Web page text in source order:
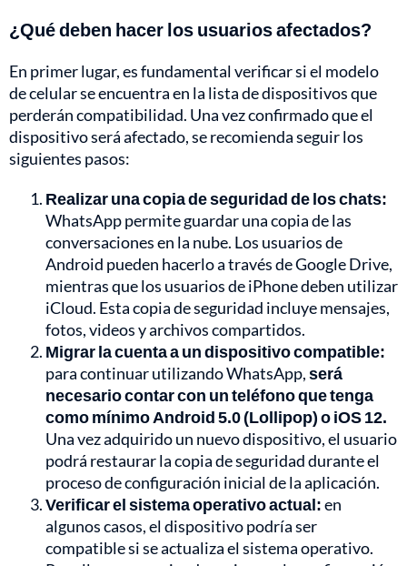
¿Qué deben hacer los usuarios afectados?
En primer lugar, es fundamental verificar si el modelo
de celular se encuentra en la lista de dispositivos que
perderán compatibilidad. Una vez confirmado que el
dispositivo será afectado, se recomienda seguir los
siguientes pasos:
Realizar una copia de seguridad de los chats:
WhatsApp permite guardar una copia de las
conversaciones en la nube. Los usuarios de
Android pueden hacerlo a través de Google Drive,
mientras que los usuarios de iPhone deben utilizar
iCloud. Esta copia de seguridad incluye mensajes,
fotos, videos y archivos compartidos.
Migrar la cuenta a un dispositivo compatible:
para continuar utilizando WhatsApp,será
necesario contar con un teléfono que tenga
como mínimo Android 5.0 (Lollipop) o iOS 12.
Una vez adquirido un nuevo dispositivo, el usuario
podrá restaurar la copia de seguridad durante el
proceso de configuración inicial de la aplicación.
Verificar el sistema operativo actual:en
algunos casos, el dispositivo podría ser
compatible si se actualiza el sistema operativo.